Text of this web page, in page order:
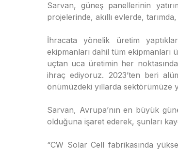
Sarvan, güneş panellerinin
projelerinde, akıllı evlerde,
İhracata yönelik üretim
ekipmanları dahil tüm ekipmanları
uçtan uca üretimin her
ihraç ediyoruz. 2023’ten beri
önümüzdeki yıllarda sektörümüze
Sarvan, Avrupa’nın en büyük
olduğuna işaret ederek, şunları
“CW Solar Cell fabrikasında